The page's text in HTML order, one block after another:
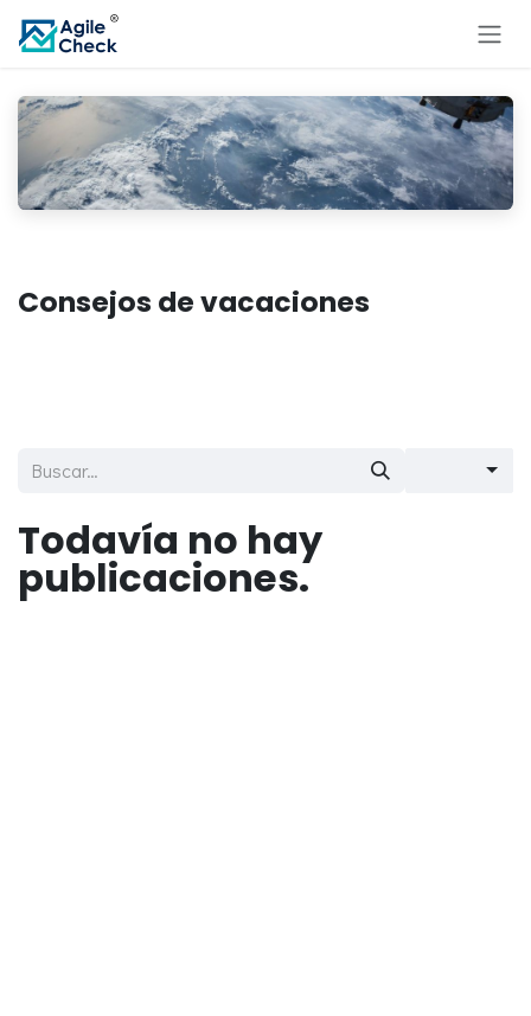
Ir al contenido
Consejos de vacaciones
Todavía no hay
publicaciones.